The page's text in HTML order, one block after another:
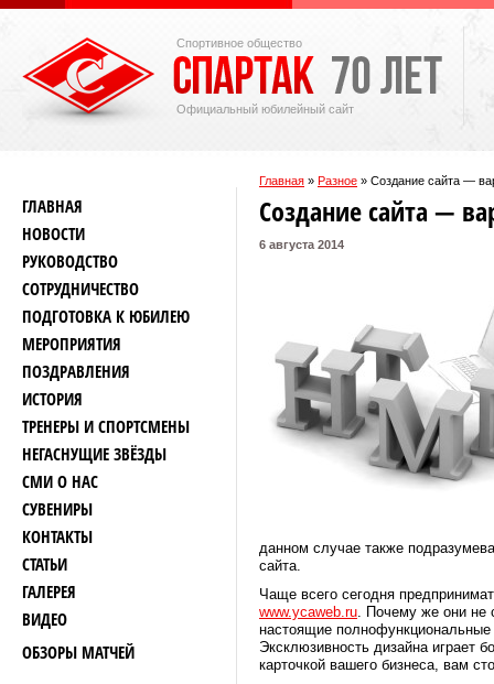
Спортивное общество
Официальный юбилейный сайт
Главная » Разное » Создание сайта —
ГЛАВНАЯ
НОВОСТИ
РУКОВОДСТВО
СОТРУДНИЧЕСТВО
ПОДГОТОВКА К ЮБИЛЕЮ
МЕРОПРИЯТИЯ
ПОЗДРАВЛЕНИЯ
ИСТОРИЯ
ТРЕНЕРЫ И СПОРТСМЕНЫ
НЕГАСНУЩИЕ ЗВЁЗДЫ
СМИ О НАС
СУВЕНИРЫ
КОНТАКТЫ
СТАТЬИ
ГАЛЕРЕЯ
ВИДЕО
ОБЗОРЫ МАТЧЕЙ
Создание сайта —
6 августа 2014
данном случае также
сайта.
Чаще всего сегодня
www.ycaweb.ru. Почему же они не
настоящие
Эксклюзивность дизайна играет
карточкой вашего бизнеса, вам